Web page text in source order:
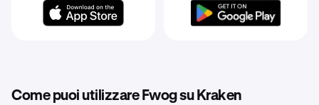
Come puoi utilizzare Fwog su Kraken